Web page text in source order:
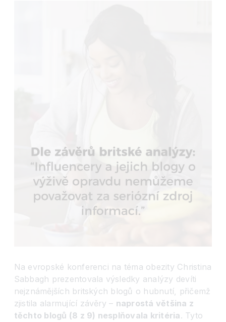
Na evropské konferenci na téma obezity Christina
Sabbagh prezentovala výsledky analýzy devíti
nejznámějších britských blogů o hubnutí, přičemž
zjistila alarmující závěry – naprostá většina z
těchto blogů (8 z 9) nesplňovala kritéria. Tyto